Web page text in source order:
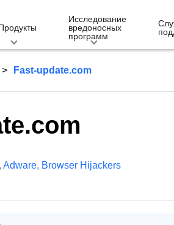
Исследование
вредоносных
программ
Fast-update.com
, Adware, Browser Hijackers